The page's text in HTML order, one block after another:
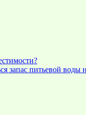
запас питьевой воды